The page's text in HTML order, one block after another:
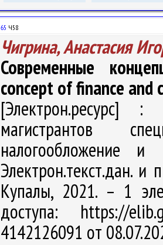
65 Ч58
Чигрина, Анастасия
Современные
concept of finance and
[Электрон.ресурс] :
магистрантов
Электрон.текст.дан.
Купалы, 2021. – 1
доступа: https://
4142126091 от